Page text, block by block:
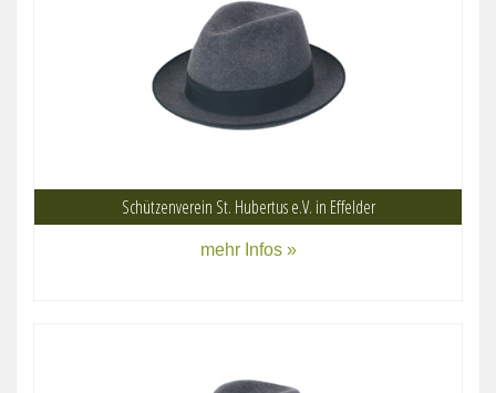
Schützenverein St. Hubertus e.V. in Effelder
mehr Infos »